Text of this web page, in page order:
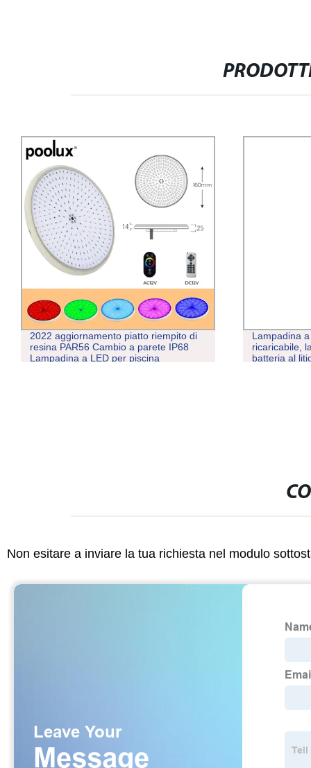
2022 aggiornamento piatto riempito di
resina PAR56 Cambio a parete IP68
Lampadina a LED per piscina
Lampadina
ricaricabile,
batteria al
Non esitare a inviare la tua richiesta nel modulo